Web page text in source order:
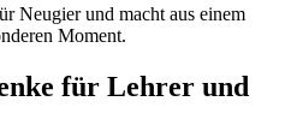
Neugier und macht aus einem
Moment.
für Lehrer und